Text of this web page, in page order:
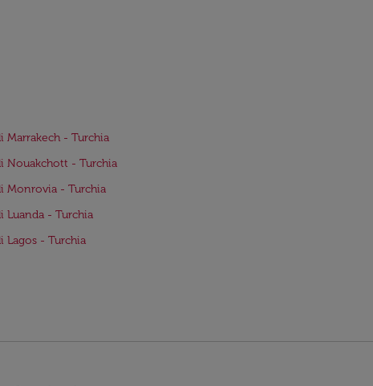
Marrakech - Turchia
Nouakchott - Turchia
Monrovia - Turchia
Luanda - Turchia
Lagos - Turchia